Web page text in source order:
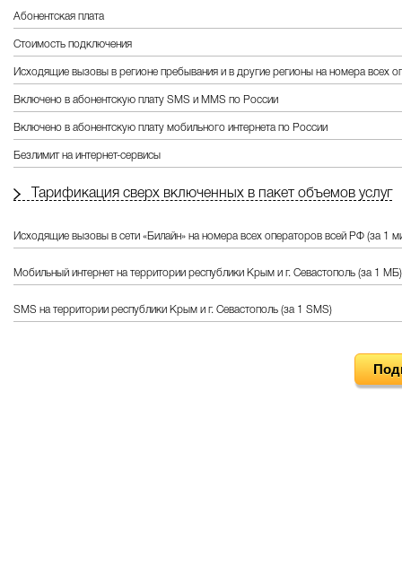
Абонентская плата
Стоимость подключения
Исходящие вызовы в регионе пребывания и в другие регионы на номера всех
Включено в абонентскую плату SMS и MMS по России
Включено в абонентскую плату мобильного интернета по России
Безлимит на интернет-сервисы
Тарификация сверх включенных в пакет объемов услуг
Исходящие вызовы в сети «Билайн» на номера всех операторов всей РФ (за 1
Мобильный интернет на территории республики Крым и г. Севастополь (за 1 МБ)
SMS на территории республики Крым и г. Севастополь (за 1 SMS)